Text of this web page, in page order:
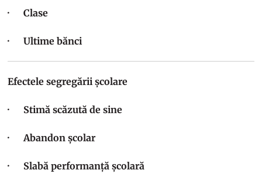
· Clase
· Ultime bănci
Efectele segregării școlare
· Stimă scăzută de sine
· Abandon școlar
· Slabă performanță școlară